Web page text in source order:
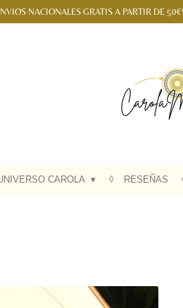
NACIONALES GRATIS A PARTIR DE
CAROLA RESEÑAS